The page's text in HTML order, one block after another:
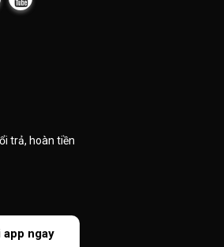
trả, hoàn tiền
app ngay